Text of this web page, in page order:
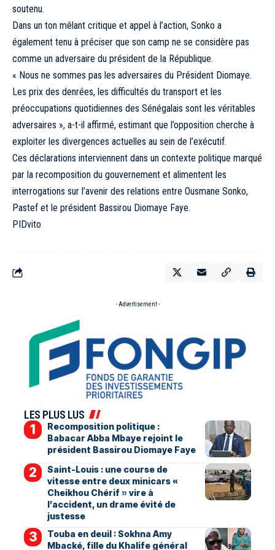
soutenu.
Dans un ton mêlant critique et appel à l’action, Sonko a
également tenu à préciser que son camp ne se considère pas
comme un adversaire du président de la République.
« Nous ne sommes pas les adversaires du Président Diomaye.
Les prix des denrées, les difficultés du transport et les
préoccupations quotidiennes des Sénégalais sont les véritables
adversaires », a-t-il affirmé, estimant que l’opposition cherche à
exploiter les divergences actuelles au sein de l’exécutif.
Ces déclarations interviennent dans un contexte politique marqué
par la recomposition du gouvernement et alimentent les
interrogations sur l’avenir des relations entre Ousmane Sonko,
Pastef et le président Bassirou Diomaye Faye.
PIDvito
- Advertisement -
LES PLUS LUS
Recomposition politique :
Babacar Abba Mbaye rejoint le
président Bassirou Diomaye Faye
Saint-Louis : une course de
vitesse entre deux minicars «
Cheikhou Chérif » vire à
l’accident, un drame évité de
justesse
Touba en deuil : Sokhna Amy
Mbacké, fille du Khalife général